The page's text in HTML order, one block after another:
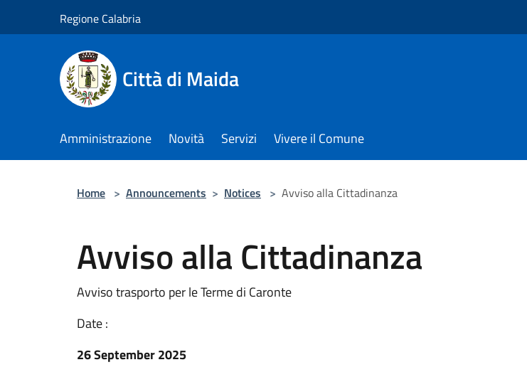
Regione Calabria
Città di Maida
Amministrazione Novità Servizi Vivere il Comune
Home > Announcements > Notices > Avviso alla Cittadinanza
Avviso alla Cittadinanza
Avviso trasporto per le Terme di Caronte
Date :
26 September 2025